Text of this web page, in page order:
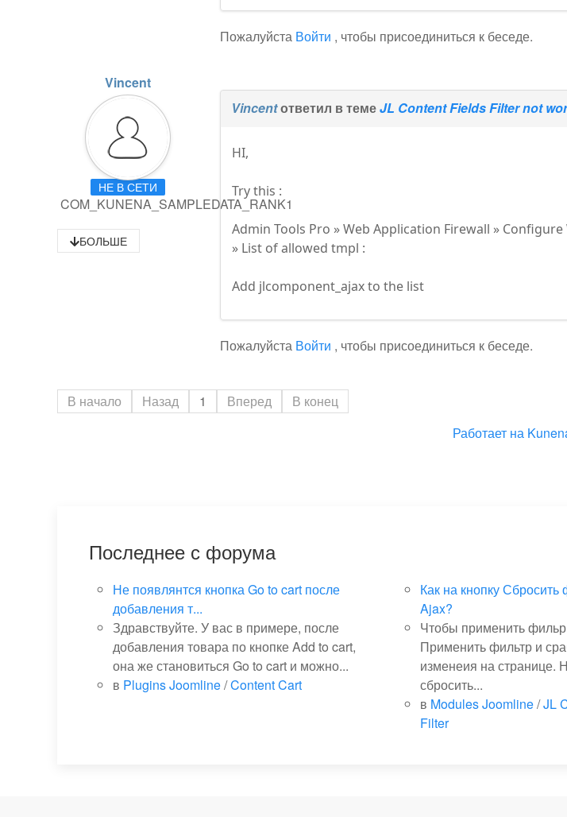
Пожалуйста Войти , чтобы присоединиться к беседе.
Vincent
НЕ В СЕТИ
COM_KUNENA_SAMPLEDATA_RANK1
БОЛЬШЕ
Vincentответил в темеJL Content Fields Filter not
HI,
Try this :
Admin Tools Pro » Web Application Firewall » Configure
» List of allowed tmpl :
Add jlcomponent_ajax to the list
Пожалуйста Войти , чтобы присоединиться к беседе.
В начало Назад 1 Вперед
В конец
Работает на
Последнее с форума
Не появлянтся кнопка Go to cart после
добавления т...
Здравствуйте. У вас в примере, после
добавления товара по кнопке Add to cart,
она же становиться Go to cart и можно...
в Plugins Joomline/Content Cart
Как на кнопку Сбросить
Ajax?
Чтобы применить
Применить фильтр и
изменеия на странице.
сбросить...
в Modules Joomline/JL
Filter